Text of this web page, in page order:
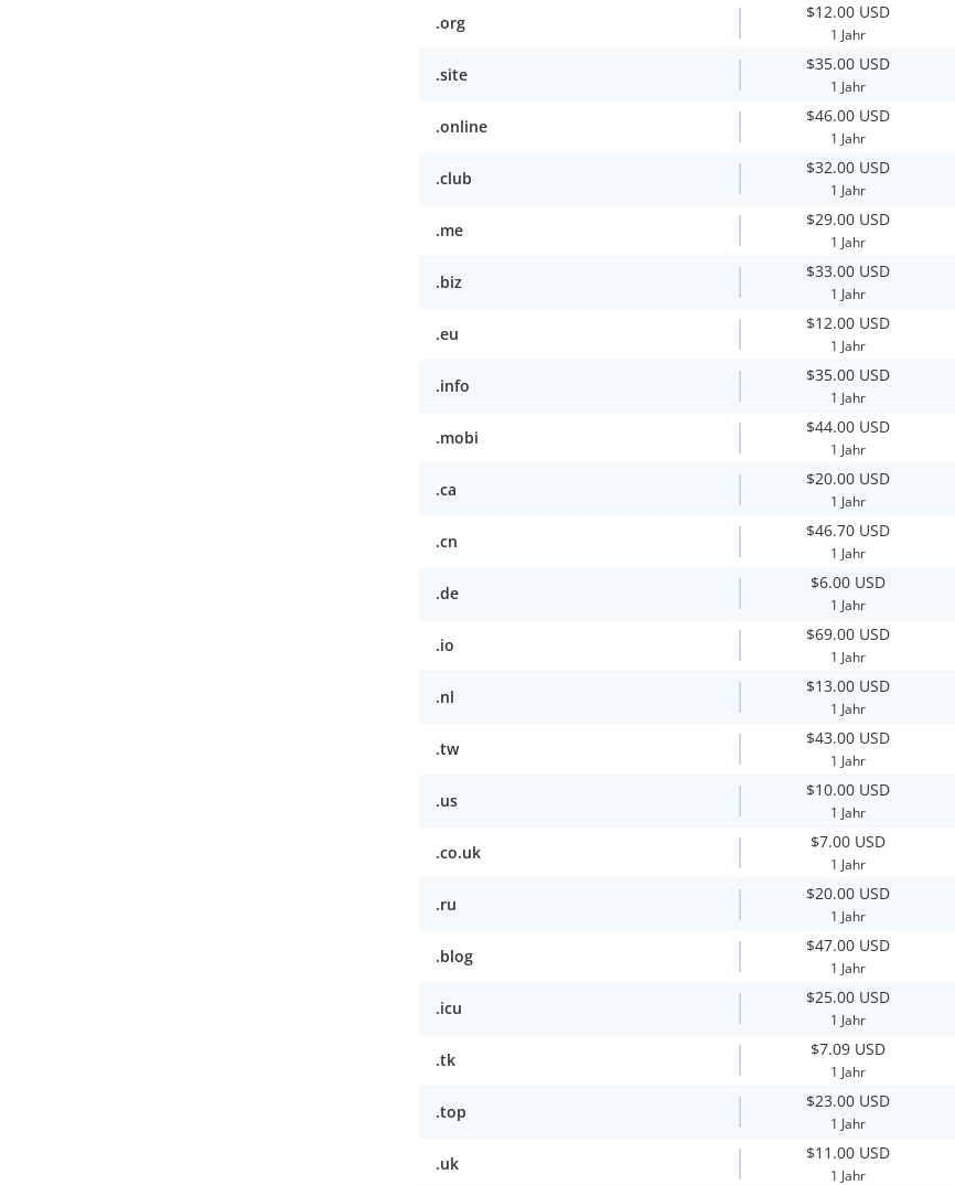
.org
$12.00 USD
1 Jahr
.site
$35.00 USD
1 Jahr
.online
$46.00 USD
1 Jahr
.club
$32.00 USD
1 Jahr
.me
$29.00 USD
1 Jahr
.biz
$33.00 USD
1 Jahr
.eu
$12.00 USD
1 Jahr
.info
$35.00 USD
1 Jahr
.mobi
$44.00 USD
1 Jahr
.ca
$20.00 USD
1 Jahr
.cn
$46.70 USD
1 Jahr
.de
$6.00 USD
1 Jahr
.io
$69.00 USD
1 Jahr
.nl
$13.00 USD
1 Jahr
.tw
$43.00 USD
1 Jahr
.us
$10.00 USD
1 Jahr
.co.uk
$7.00 USD
1 Jahr
.ru
$20.00 USD
1 Jahr
.blog
$47.00 USD
1 Jahr
.icu
$25.00 USD
1 Jahr
.tk
$7.09 USD
1 Jahr
.top
$23.00 USD
1 Jahr
.uk
$11.00 USD
1 Jahr